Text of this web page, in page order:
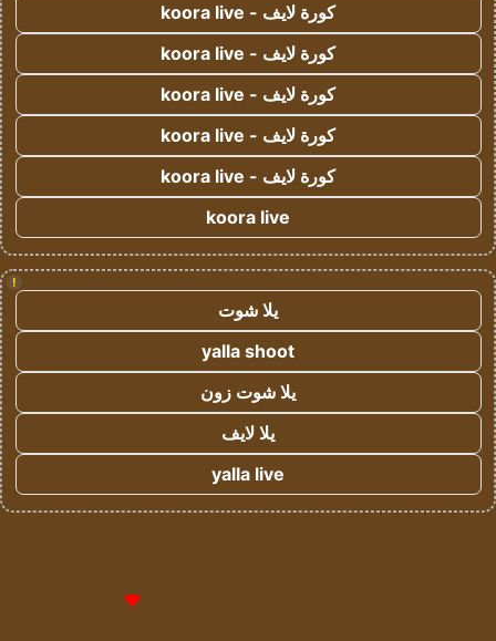
كورة لايف - koora live
كورة لايف - koora live
كورة لايف - koora live
كورة لايف - koora live
كورة لايف - koora live
koora live
!
يلا شوت
yalla shoot
يلا شوت زون
يلا لايف
yalla live